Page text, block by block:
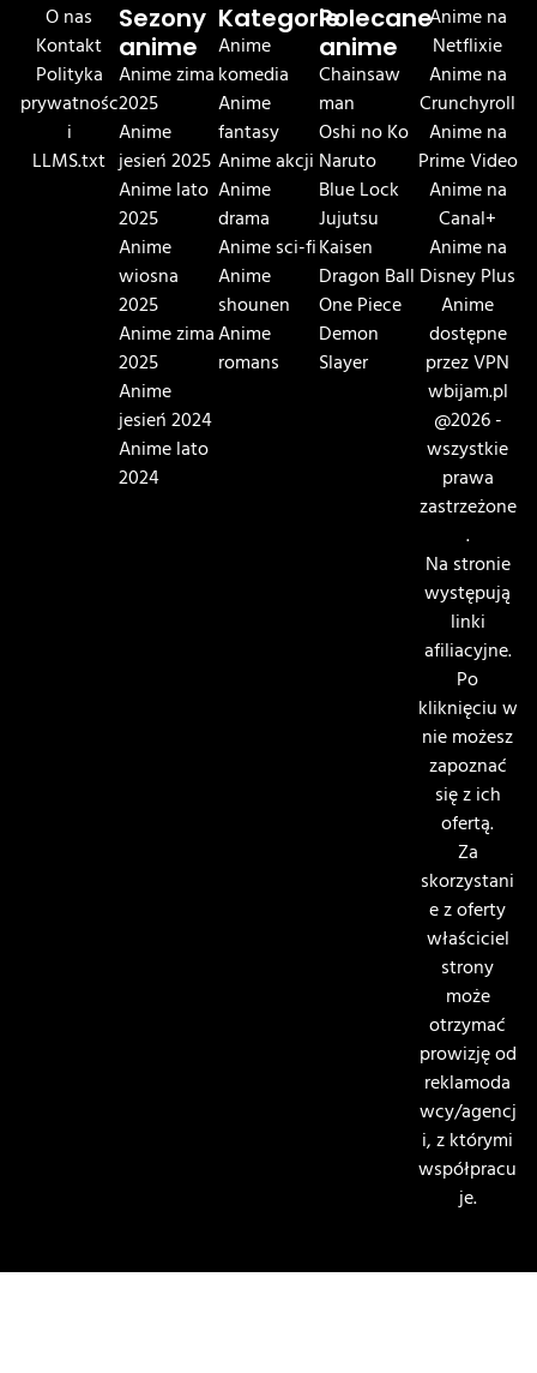
O nas
Kontakt
Polityka
prywatnośc
i
LLMS.txt
Sezony
anime
Anime zima
2025
Anime
jesień 2025
Anime lato
2025
Anime
wiosna
2025
Anime zima
2025
Anime
jesień 2024
Anime lato
2024
Kategorie
Anime
komedia
Anime
fantasy
Anime akcji
Anime
drama
Anime sci-fi
Anime
shounen
Anime
romans
Polecane
anime
Chainsaw
man
Oshi no Ko
Naruto
Blue Lock
Jujutsu
Kaisen
Dragon Ball
One Piece
Demon
Slayer
Anime na
Netflixie
Anime na
Crunchyroll
Anime na
Prime Video
Anime na
Canal+
Anime na
Disney Plus
Anime
dostępne
przez VPN
wbijam.pl
@2026 -
wszystkie
prawa
zastrzeżone
.
Na stronie
występują
linki
afiliacyjne.
Po
kliknięciu w
nie możesz
zapoznać
się z ich
ofertą.
Za
skorzystani
e z oferty
właściciel
strony
może
otrzymać
prowizję od
reklamoda
wcy/agencj
i, z którymi
współpracu
je.